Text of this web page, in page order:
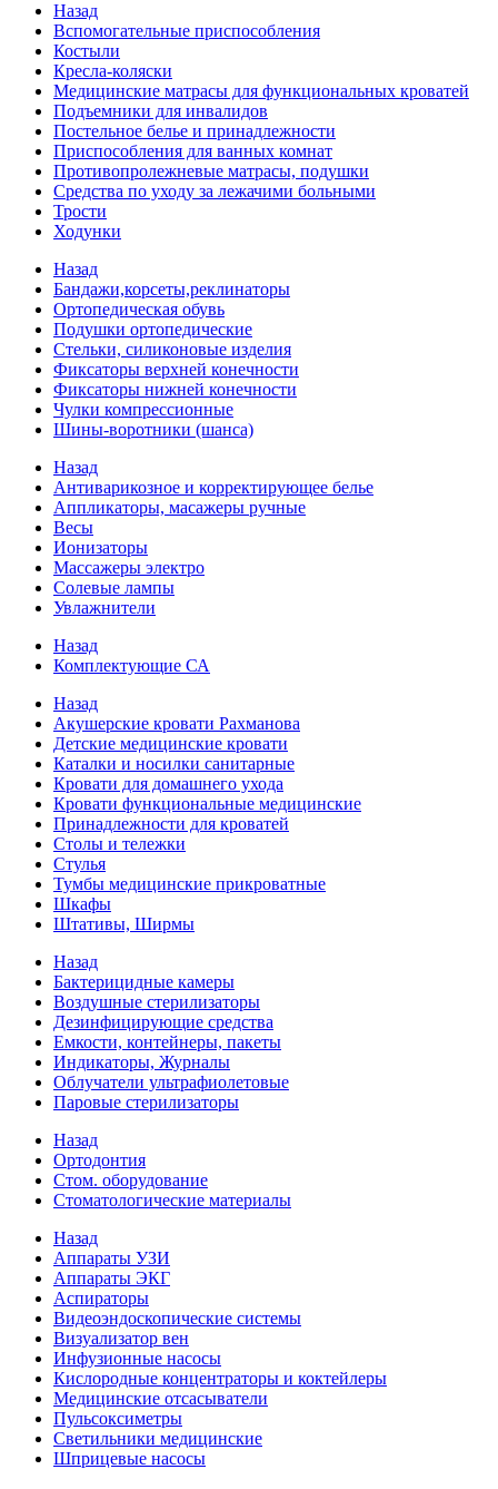
Назад
Вспомогательные приспособления
Костыли
Кресла-коляски
Медицинские матрасы для функциональных кроватей
Подъемники для инвалидов
Постельное белье и принадлежности
Приспособления для ванных комнат
Противопролежневые матрасы, подушки
Средства по уходу за лежачими больными
Трости
Ходунки
Назад
Бандажи,корсеты,реклинаторы
Ортопедическая обувь
Подушки ортопедические
Стельки, силиконовые изделия
Фиксаторы верхней конечности
Фиксаторы нижней конечности
Чулки компрессионные
Шины-воротники (шанса)
Назад
Антиварикозное и корректирующее белье
Аппликаторы, масажеры ручные
Весы
Ионизаторы
Массажеры электро
Солевые лампы
Увлажнители
Назад
Комплектующие СА
Назад
Акушерские кровати Рахманова
Детские медицинские кровати
Каталки и носилки санитарные
Кровати для домашнего ухода
Кровати функциональные медицинские
Принадлежности для кроватей
Столы и тележки
Стулья
Тумбы медицинские прикроватные
Шкафы
Штативы, Ширмы
Назад
Бактерицидные камеры
Воздушные стерилизаторы
Дезинфицирующие средства
Емкости, контейнеры, пакеты
Индикаторы, Журналы
Облучатели ультрафиолетовые
Паровые стерилизаторы
Назад
Ортодонтия
Стом. оборудование
Стоматологические материалы
Назад
Аппараты УЗИ
Аппараты ЭКГ
Аспираторы
Видеоэндоскопические системы
Визуализатор вен
Инфузионные насосы
Кислородные концентраторы и коктейлеры
Медицинские отсасыватели
Пульсоксиметры
Светильники медицинские
Шприцевые насосы